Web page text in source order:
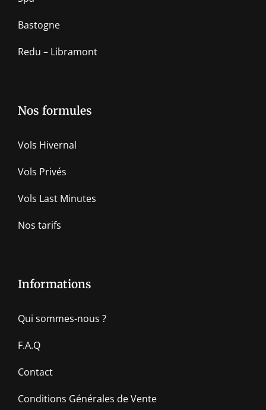
Bastogne
Redu – Libramont
Nos formules
Vols Hivernal
Vols Privés
Vols Last Minutes
Nos tarifs
Informations
Qui sommes-nous ?
F.A.Q
Contact
Conditions Générales de Vente